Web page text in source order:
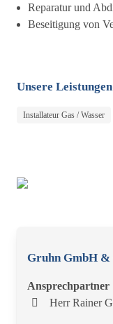
Reparatur und
Beseitigung von
Unsere
Installateur Gas / Wasser
Gruhn GmbH &
Ansprechpartner
Herr Rainer